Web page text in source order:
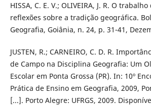
HISSA, C. E. V.; OLIVEIRA, J. R. O
reflexões sobre a tradição geográfica.
Geografia, Goiânia, n. 24, p. 31-41,
JUSTEN, R.; CARNEIRO, C. D. R.
de Campo na Disciplina Geografia: Um
Escolar em Ponta Grossa (PR). In: 10º
Prática de Ensino em Geografia, 2009,
[...]. Porto Alegre: UFRGS, 2009.